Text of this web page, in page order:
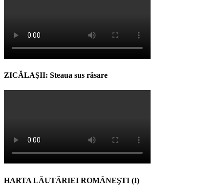
ZICĂLAŞII: Steaua sus răsare
HARTA LĂUTĂRIEI ROMÂNEŞTI (I)